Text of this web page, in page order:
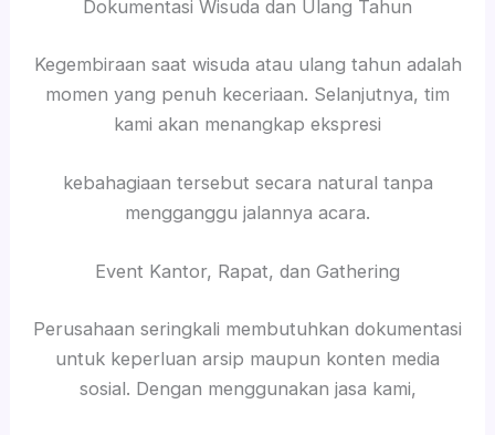
Dokumentasi Wisuda dan Ulang Tahun
Kegembiraan saat wisuda atau ulang tahun adalah
momen yang penuh keceriaan. Selanjutnya, tim
kami akan menangkap ekspresi
kebahagiaan tersebut secara natural tanpa
mengganggu jalannya acara.
Event Kantor, Rapat, dan Gathering
Perusahaan seringkali membutuhkan dokumentasi
untuk keperluan arsip maupun konten media
sosial. Dengan menggunakan jasa kami,